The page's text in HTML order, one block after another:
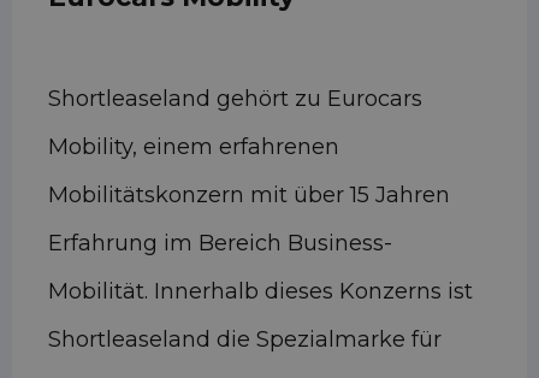
Shortleaseland gehört zu Eurocars
Mobility, einem erfahrenen
Mobilitätskonzern mit über 15 Jahren
Erfahrung im Bereich Business-
Mobilität. Innerhalb dieses Konzerns ist
Shortleaseland die Spezialmarke für